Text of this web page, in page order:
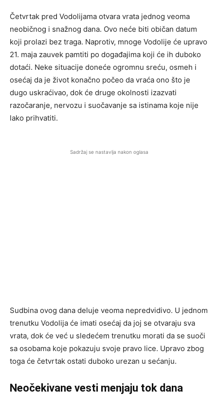
Četvrtak pred Vodolijama otvara vrata jednog veoma
neobičnog i snažnog dana. Ovo neće biti običan datum
koji prolazi bez traga. Naprotiv, mnoge Vodolije će upravo
21. maja zauvek pamtiti po događajima koji će ih duboko
dotaći. Neke situacije doneće ogromnu sreću, osmeh i
osećaj da je život konačno počeo da vraća ono što je
dugo uskraćivao, dok će druge okolnosti izazvati
razočaranje, nervozu i suočavanje sa istinama koje nije
lako prihvatiti.
Sadržaj se nastavlja nakon oglasa
Sudbina ovog dana deluje veoma nepredvidivo. U jednom
trenutku Vodolija će imati osećaj da joj se otvaraju sva
vrata, dok će već u sledećem trenutku morati da se suoči
sa osobama koje pokazuju svoje pravo lice. Upravo zbog
toga će četvrtak ostati duboko urezan u sećanju.
Neočekivane vesti menjaju tok dana